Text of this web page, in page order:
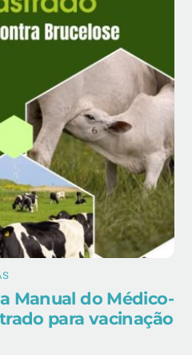
Manual do Médico-
para vacinação